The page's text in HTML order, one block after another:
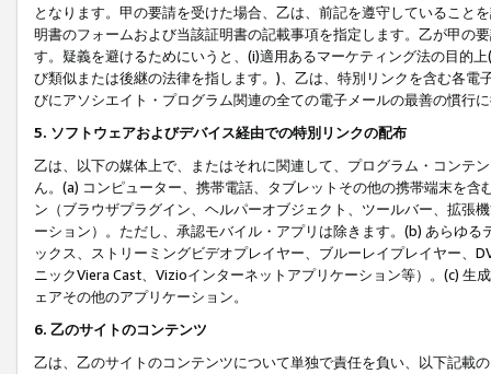
となります。甲の要請を受けた場合、乙は、前記を遵守していること
明書のフォームおよび当該証明書の記載事項を指定します。乙が甲の
す。疑義を避けるためにいうと、(i)適用あるマーケティング法の目的
び類似または後継の法律を指します。)、乙は、特別リンクを含む各
びにアソシエイト・プログラム関連の全ての電子メールの最善の慣行
5. ソフトウェアおよびデバイス経由での特別リンクの配布
乙は、以下の媒体上で、またはそれに関連して、プログラム・コンテ
ん。(a) コンピューター、携帯電話、タブレットその他の携帯端末を
ン（ブラウザプラグイン、ヘルパーオブジェクト、ツールバー、拡張
ーション）。ただし、承認モバイル・アプリは除きます。(b) あらゆ
ックス、ストリーミングビデオプレイヤー、ブルーレイプレイヤー、
ニックViera Cast、Vizioインターネットアプリケーション等）。(c)
ェアその他のアプリケーション。
6. 乙のサイトのコンテンツ
乙は、乙のサイトのコンテンツについて単独で責任を負い、以下記載